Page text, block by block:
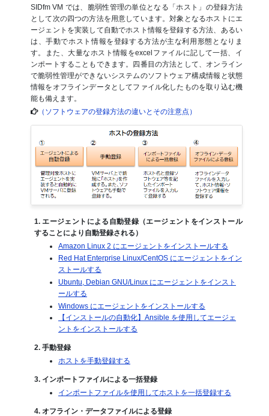
SIDfm VM では、脆弱性管理の単位となる「ホスト」の登録方法
として次の四つの方法を用意しています。対象となるホストにエ
ージェントを実装して自動でホスト情報を登録する方法、あるい
は、手動でホスト情報を登録する方法が主な利用形態となりま
す。また、大量なホスト情報をexcelファイルに記して一括、イ
ンポートすることもできます。四番目の方法として、オンライン
で脆弱性管理ができないシステムのソフトウェア構成情報と状態
情報をオフラインデータとしてファイル化したものを取り込む機
能も備えます。
（ソフトウェアの登録方法の違いとその注意点）
1. エージェントによる自動登録（エージェントをインストール
することにより自動登録される）
Amazon Linux 2 にエージェントをインストールする
Red Hat Enterprise Linux/CentOS にエージェントをイン
ストールする
Ubuntu, Debian GNU/Linux にエージェントをインスト
ールする
Windows にエージェントをインストールする
【インストールの自動化】Ansible を使用してエージェ
ントをインストールする
2. 手動登録
ホストを手動登録する
3. インポートファイルによる一括登録
インポートファイルを使用してホストを一括登録する
4. オフライン・データファイルによる登録